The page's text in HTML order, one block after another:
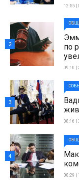
12:55 |
по
09:10 |
2
08:16 |
3
08:29 |
4